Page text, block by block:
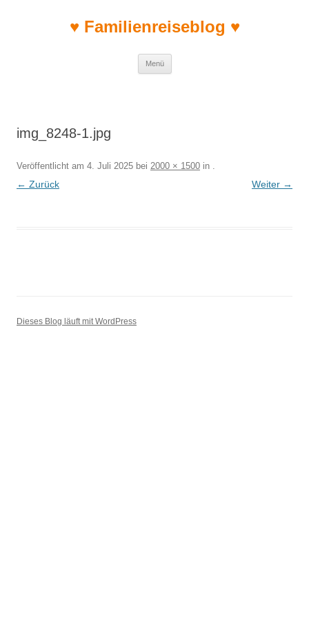
♥ Familienreiseblog ♥
Menü
img_8248-1.jpg
Veröffentlicht am 4. Juli 2025 bei 2000 × 1500 in .
← Zurück Weiter →
Dieses Blog läuft mit WordPress